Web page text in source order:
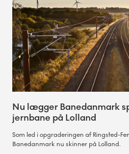
Nu lægger Banedanmark
jernbane på Lolland
Som led i opgraderingen af Ringsted-
Banedanmark nu skinner på Lolland.